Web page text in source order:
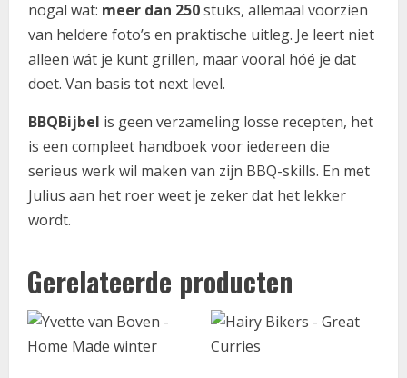
nogal wat: meer dan 250stuks, allemaal voorzien
van heldere foto’s en praktische uitleg. Je leert niet
alleen wát je kunt grillen, maar vooral hóé je dat
doet. Van basis tot next level.
BBQBijbel is geen verzameling losse recepten, het
is een compleet handboek voor iedereen die
serieus werk wil maken van zijn BBQ-skills. En met
Julius aan het roer weet je zeker dat het lekker
wordt.
Gerelateerde producten